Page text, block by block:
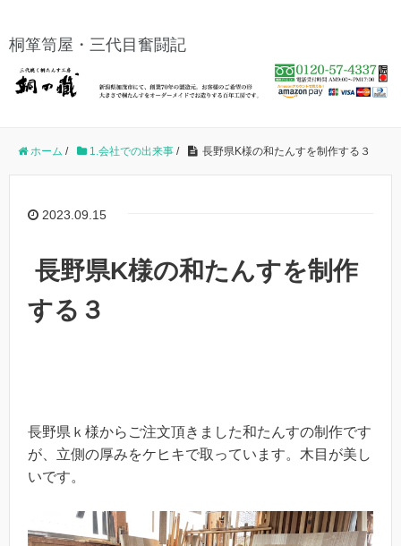
桐箪笥屋・三代目奮闘記
ホーム / 1.会社での出来事 / 長野県K様の和たんすを制作する３
2023.09.15
長野県K様の和たんすを制作
する３
長野県ｋ様からご注文頂きました和たんすの制作です
が、立側の厚みをケヒキで取っています。木目が美し
いです。